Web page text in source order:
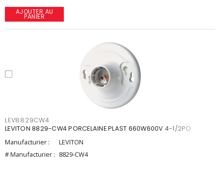
AJOUTER AU
PANIER
LEV8829CW4
LEVITON 8829-CW4 PORCELAINE PLAST 660W600V 4-1/2PO
Manufacturier :
LEVITON
# Manufacturier : 8829-CW4